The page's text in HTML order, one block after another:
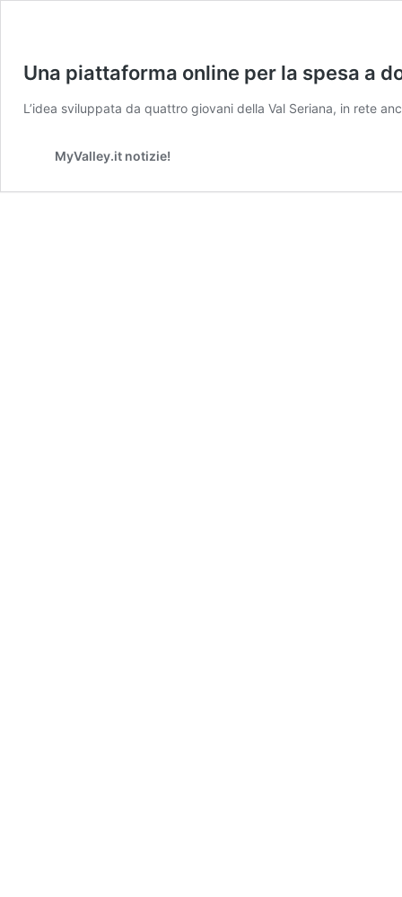
Una piattaforma online per la spesa a
L’idea sviluppata da quattro giovani della Val Seriana, in rete
MyValley.it notizie!